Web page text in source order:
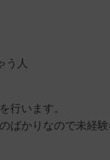
う人
行います。
ばかりなので未経